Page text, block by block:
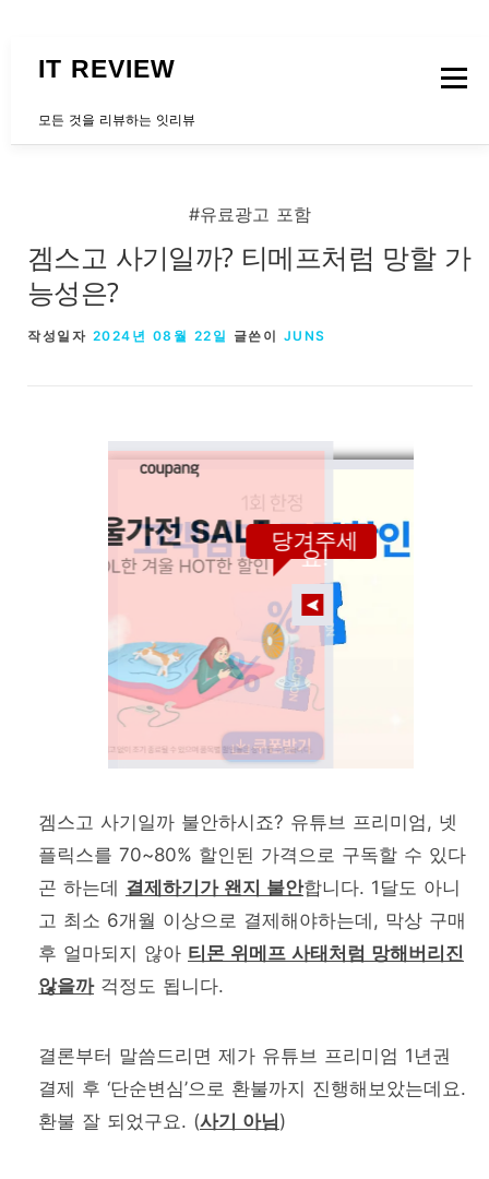
IT REVIEW
모든 것을 리뷰하는 잇리뷰
메뉴
#유료광고 포함
겜스고 사기일까? 티메프처럼 망할 가
능성은?
작성일자 2024년 08월 22일 글쓴이 JUNS
당겨주세
요!
겜스고 사기일까 불안하시죠? 유튜브 프리미엄, 넷
플릭스를 70~80% 할인된 가격으로 구독할 수 있다
곤 하는데 결제하기가 왠지 불안합니다. 1달도 아니
고 최소 6개월 이상으로 결제해야하는데, 막상 구매
후 얼마되지 않아 티몬 위메프 사태처럼 망해버리진
않을까걱정도 됩니다.
결론부터 말씀드리면 제가 유튜브 프리미엄 1년권
결제 후 ‘단순변심’으로 환불까지 진행해보았는데요.
환불 잘 되었구요. (사기 아님)